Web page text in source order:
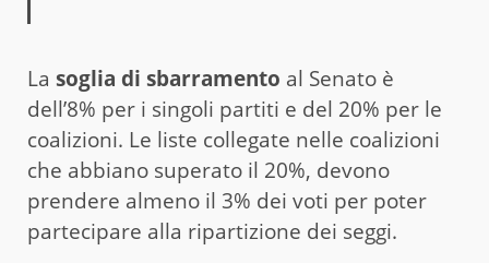
La soglia di sbarramento al Senato è
dell’8% per i singoli partiti e del 20% per le
coalizioni. Le liste collegate nelle coalizioni
che abbiano superato il 20%, devono
prendere almeno il 3% dei voti per poter
partecipare alla ripartizione dei seggi.